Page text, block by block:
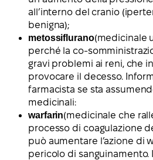
all’interno del cranio
benigna);
metossiflurano(medicinale
perché la co-
gravi problemi ai reni, che
provocare il decesso.
farmacista se sta
medicinali:
warfarin(medicinale che
processo di coagulazione
può aumentare l’azione di
pericolo di sanguinamento.